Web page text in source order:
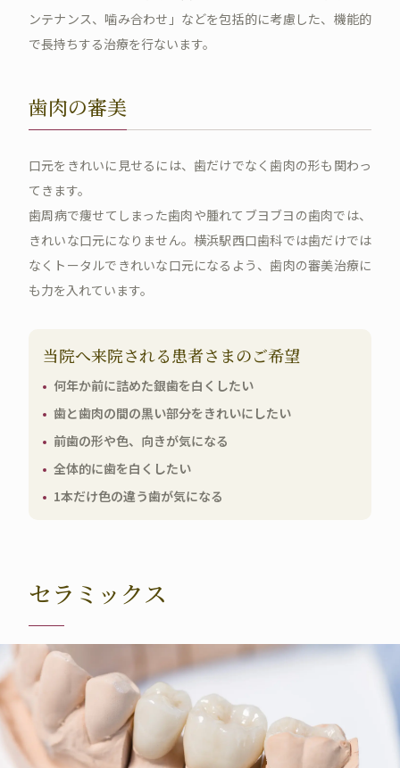
ンテナンス、噛み合わせ」などを包括的に考慮した、機能的
で長持ちする治療を行ないます。
歯肉の審美
口元をきれいに見せるには、歯だけでなく歯肉の形も関わっ
てきます。
歯周病で痩せてしまった歯肉や腫れてブヨブヨの歯肉では、
きれいな口元になりません。横浜駅西口歯科では歯だけでは
なくトータルできれいな口元になるよう、歯肉の審美治療に
も力を入れています。
当院へ来院される患者さまのご希望
何年か前に詰めた銀歯を白くしたい
歯と歯肉の間の黒い部分をきれいにしたい
前歯の形や色、向きが気になる
全体的に歯を白くしたい
1本だけ色の違う歯が気になる
セラミックス